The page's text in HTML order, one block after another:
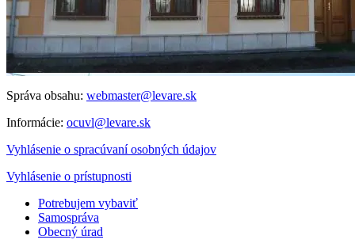
Správa obsahu: webmaster@levare.sk
Informácie: ocuvl@levare.sk
Vyhlásenie o spracúvaní osobných údajov
Vyhlásenie o prístupnosti
Potrebujem vybaviť
Samospráva
Obecný úrad